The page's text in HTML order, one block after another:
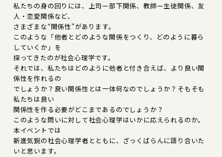
私たちの身の回りには、上司ー部下関係、教師ー生徒関係、友
人・恋愛関係など、
さまざまな“関係性”があります。
このような「他者とどのような関係をつくり、どのように暮ら
していくか」を
探ってきたのが社会心理学です。
それでは、私たちはどのように他者と付き合えば、より良い関
係性を作れるの
でしょうか？良い関係性とは一体何なのでしょうか？そもそも
私たちは良い
関係性を作る必要がどこまであるのでしょうか？
このような問いに対して社会心理学はいかに応えられるのか。
本イベントでは
新進気鋭の社会心理学者とともに、ざっくばらんに語り合いた
いと思います。